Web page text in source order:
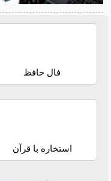
فال حافظ
استخاره با قرآن